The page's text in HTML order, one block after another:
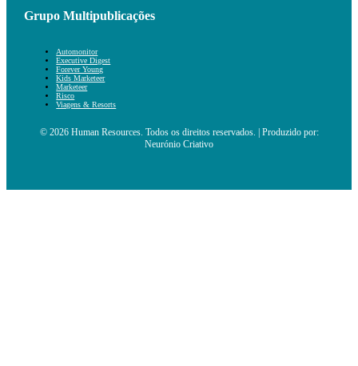
Grupo Multipublicações
Automonitor
Executive Digest
Forever Young
Kids Marketeer
Marketeer
Risco
Viagens & Resorts
© 2026 Human Resources. Todos os direitos reservados. | Produzido por:
Neurónio Criativo